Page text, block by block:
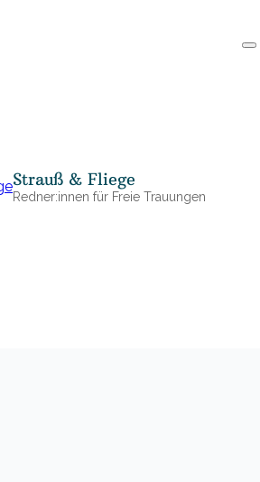
Strauß & Fliege
Redner:innen für Freie Trauungen